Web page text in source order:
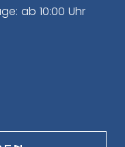
ab 10:00 Uhr